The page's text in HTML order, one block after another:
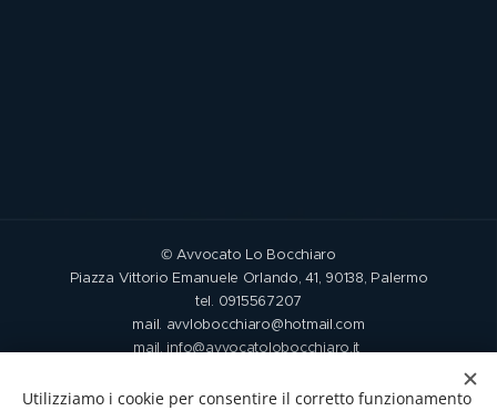
© Avvocato Lo Bocchiaro
Piazza Vittorio Emanuele Orlando, 41, 90138, Palermo
tel. 0915567207
mail. avvlobocchiaro@hotmail.com
mail. info@avvocatolobocchiaro.it
LINKEDIN
Utilizziamo i cookie per consentire il corretto funzionamento